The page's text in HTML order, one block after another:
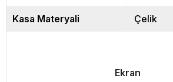
Kasa Materyali Çelik
Ekran